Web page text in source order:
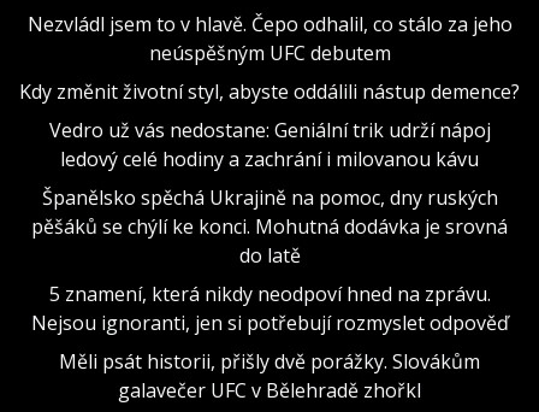
Nezvládl jsem to v hlavě. Čepo odhalil, co stálo za jeho
neúspěšným UFC debutem
Kdy změnit životní styl, abyste oddálili nástup demence?
Vedro už vás nedostane: Geniální trik udrží nápoj
ledový celé hodiny a zachrání i milovanou kávu
Španělsko spěchá Ukrajině na pomoc, dny ruských
pěšáků se chýlí ke konci. Mohutná dodávka je srovná
do latě
5 znamení, která nikdy neodpoví hned na zprávu.
Nejsou ignoranti, jen si potřebují rozmyslet odpověď
Měli psát historii, přišly dvě porážky. Slovákům
galavečer UFC v Bělehradě zhořkl